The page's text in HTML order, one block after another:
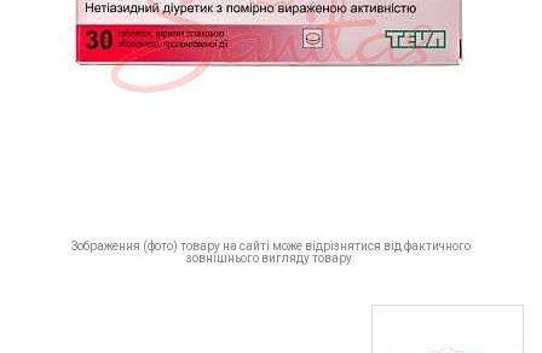
Зображення (фото) товару на сайті може відрізнятися від фактичного
зовнішнього вигляду товару.